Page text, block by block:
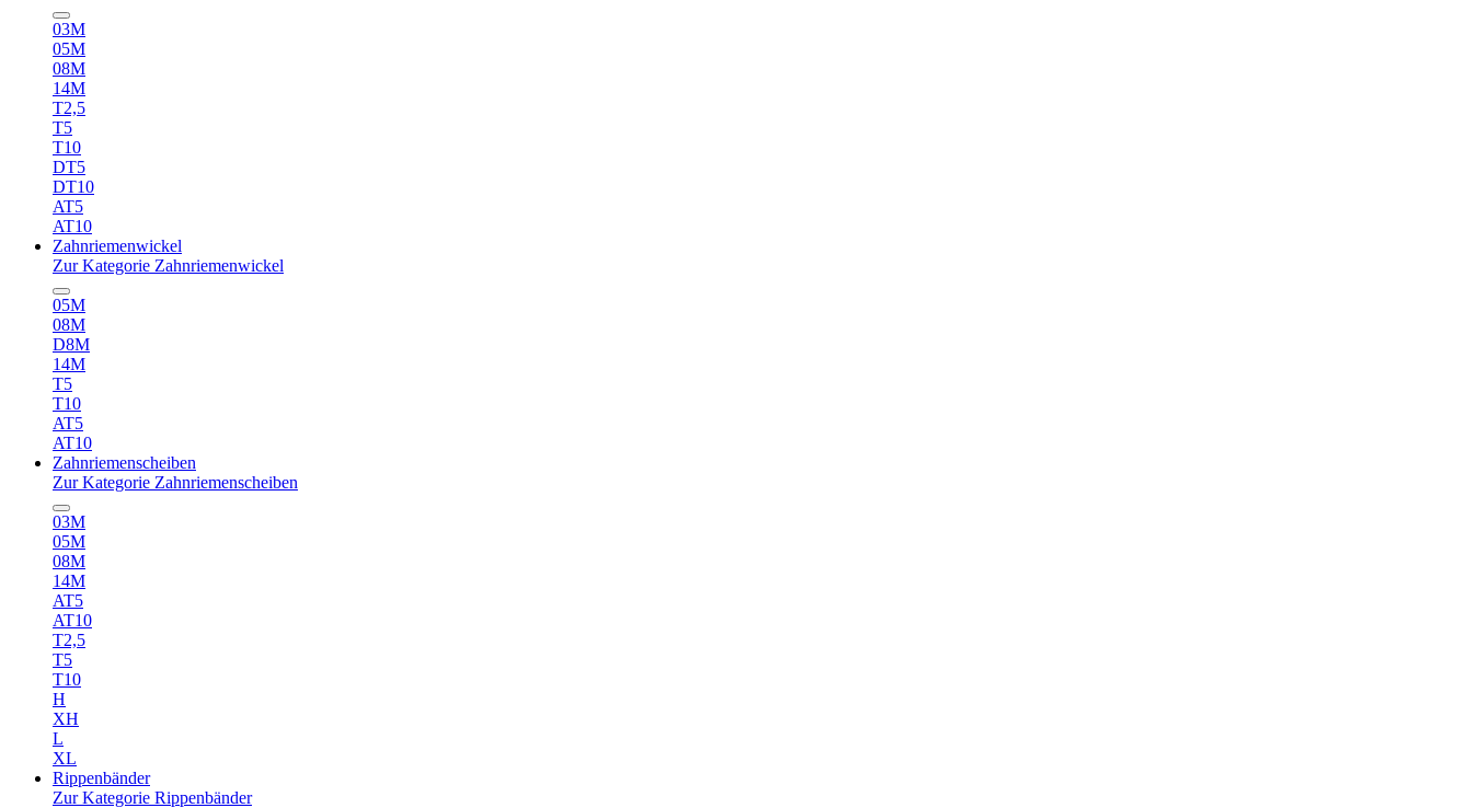
03M
05M
08M
14M
T2,5
T5
T10
DT5
DT10
AT5
AT10
Zahnriemenwickel
Zur Kategorie Zahnriemenwickel
05M
08M
D8M
14M
T5
T10
AT5
AT10
Zahnriemenscheiben
Zur Kategorie Zahnriemenscheiben
03M
05M
08M
14M
AT5
AT10
T2,5
T5
T10
H
XH
L
XL
Rippenbänder
Zur Kategorie Rippenbänder